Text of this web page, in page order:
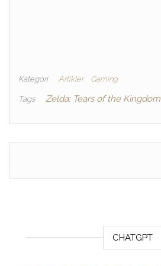
Kategori Artikler Gaming
Tags Zelda: Tears of the Kingdom
CHATGPT